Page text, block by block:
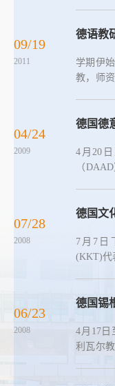
成所有
09/19
2011
德语教
学期伊
教，师
年，经
04/24
2009
4月20
（
术交流
07/28
2008
7月7日
(KKT)代
Jürgen
06/23
2008
4月17日
利瓦尔